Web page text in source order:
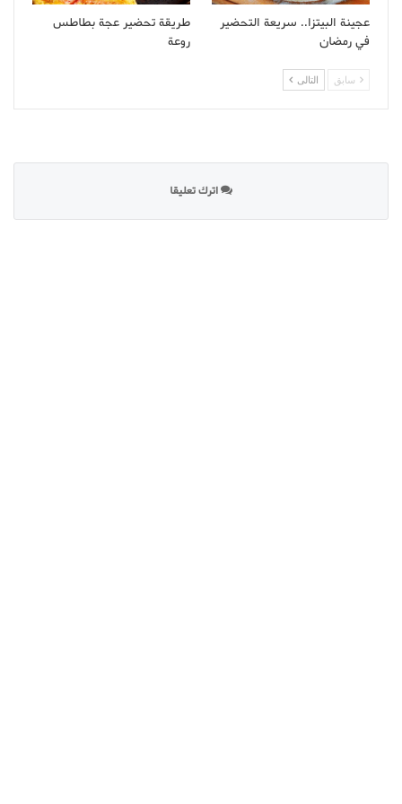
عجينة البيتزا.. سريعة التحضير
في رمضان
طريقة تحضير عجة بطاطس
روعة
سابق التالى
اترك تعليقا